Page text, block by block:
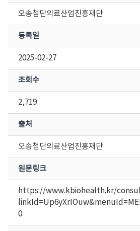
오송첨단의료산업진흥재단
등록일
2025-02-27
조회수
2,719
출처
오송첨단의료산업진흥재단
원문링크
https://www.kbiohealth.kr/
0